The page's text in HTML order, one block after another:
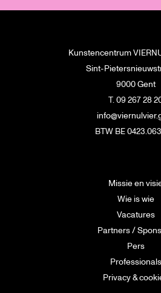
Kunstencentrum
Sint-
9000 Gent
T. 09 267 28
BTW BE
Missie en
Wie is wie
Vacatures
Partners /
Pers
Professionals
Privacy &